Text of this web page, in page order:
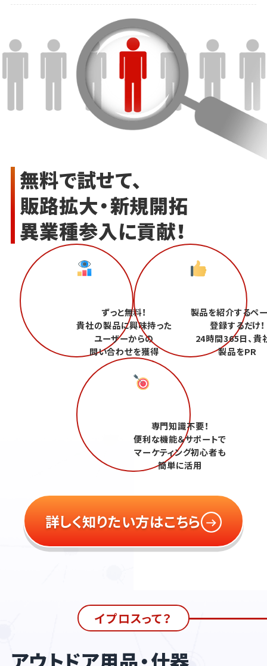
無料で試せて、
販路拡大・新規開拓
異業種参入に貢献！
ずっと無料！
貴社の製品に興味持った
ユーザーからの
問い合わせを獲得
製品を紹介するペ
登録するだけ！
24時間365日、貴
製品をPR
専門知識不要！
便利な機能＆サポートで
マーケティング初心者も
簡単に活用
詳しく知りたい方はこちら
イプロスって？